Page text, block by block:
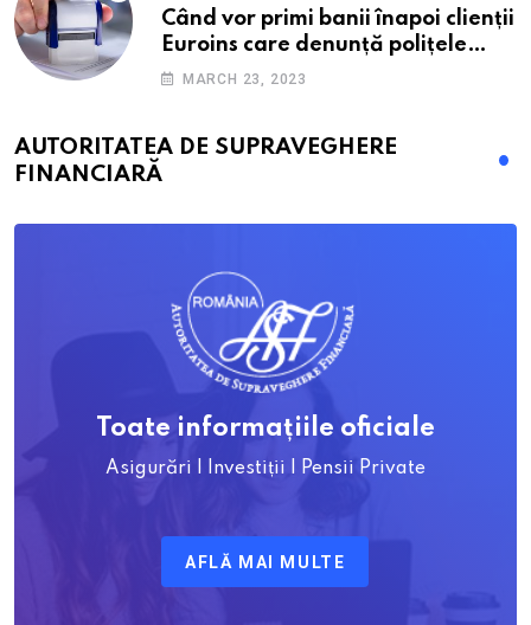
Când vor primi banii înapoi clienții
Euroins care denunță polițele
RCA? Toți pașii și toate termenele
MARCH 23, 2023
AUTORITATEA DE SUPRAVEGHERE
FINANCIARĂ
Toate informațiile oficiale
Asigurări | Investiții | Pensii Private
AFLĂ MAI MULTE